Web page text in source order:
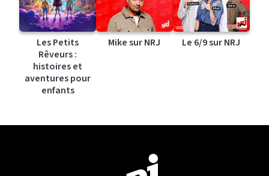
Les Petits
Rêveurs :
histoires et
aventures pour
enfants
Mike sur NRJ Le 6/9 sur NRJ